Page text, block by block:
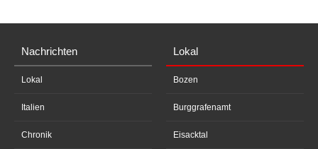
Nachrichten
Lokal
Italien
Chronik
Lokal
Bozen
Burggrafenamt
Eisacktal